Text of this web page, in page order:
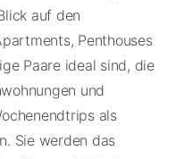
auf den
Penthouses
Paare ideal sind, die
und
als
Sie werden das